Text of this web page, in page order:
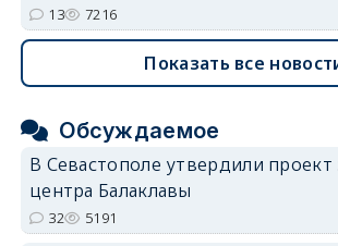
13 7216
Показать все
Обсуждаемое
В Севастополе утвердили проект
центра Балаклавы
32 5191